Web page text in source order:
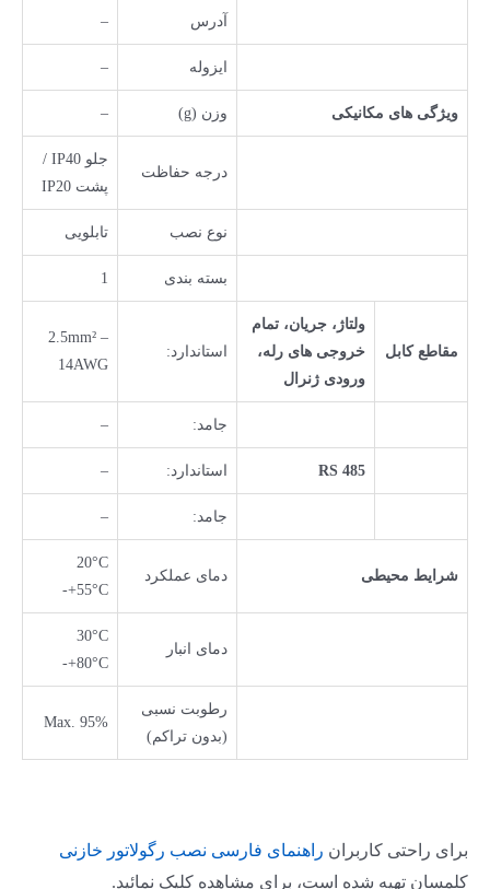
آدرس –
ایزوله –
ویژگی های مکانیکی وزن (g) –
درجه حفاظت
جلو IP40 /
پشت IP20
نوع نصب تابلویی
بسته بندی 1
مقاطع کابل
ولتاژ، جریان، تمام
خروجی های رله،
ورودی ژنرال
استاندارد:
2.5mm² –
14AWG
جامد: –
RS 485 استاندارد: –
جامد: –
شرایط محیطی دمای عملکرد
20°C
+55°C-
دمای انبار
30°C
+80°C-
رطوبت نسبی
(بدون تراکم)
Max. 95%
برای راحتی کاربران راهنمای فارسی نصب رگولاتور خازنی
کلمسان تهیه شده است، برای مشاهده کلیک نمائید.